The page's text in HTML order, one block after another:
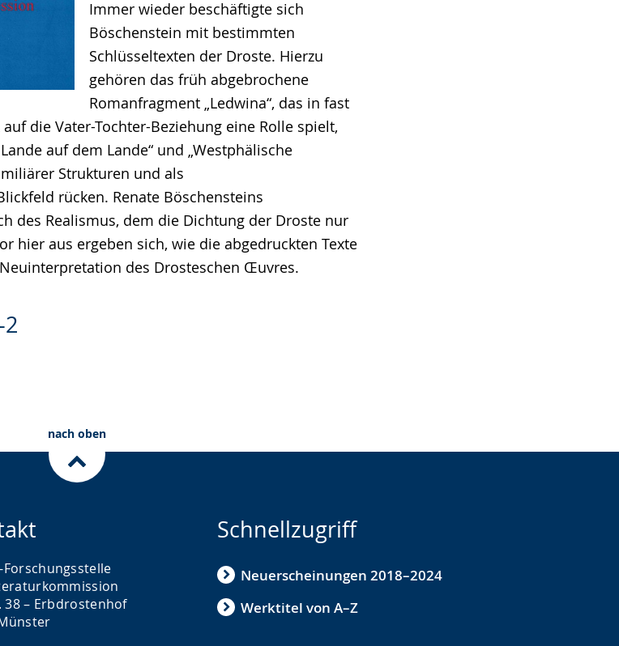
Immer wieder beschäftigte sich
Böschenstein mit bestimmten
Schlüsseltexten der Droste. Hierzu
gehören das früh abgebrochene
Romanfragment „Ledwina“, das in fast
die Vater-Tochter-Beziehung eine Rolle spielt,
auf dem Lande“ und „Westphälische
Strukturen und als
rücken. Renate Böschensteins
des Realismus, dem die Dichtung der Droste nur
hier aus ergeben sich, wie die abgedruckten Texte
des Drosteschen Œuvres.
nach oben
38 – Erbdrostenhof
Schnellzugriff
Neuerscheinungen 2018–2024
Werktitel von A–Z